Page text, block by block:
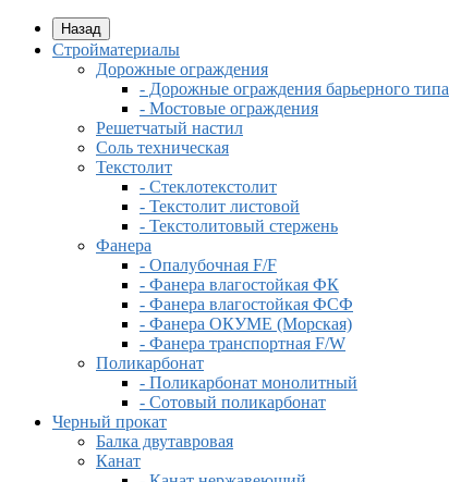
Назад
Стройматериалы
Дорожные ограждения
- Дорожные ограждения барьерного типа
- Мостовые ограждения
Решетчатый настил
Соль техническая
Текстолит
- Стеклотекстолит
- Текстолит листовой
- Текстолитовый стержень
Фанера
- Опалубочная F/F
- Фанера влагостойкая ФК
- Фанера влагостойкая ФСФ
- Фанера ОКУМЕ (Морская)
- Фанера транспортная F/W
Поликарбонат
- Поликарбонат монолитный
- Сотовый поликарбонат
Черный прокат
Балка двутавровая
Канат